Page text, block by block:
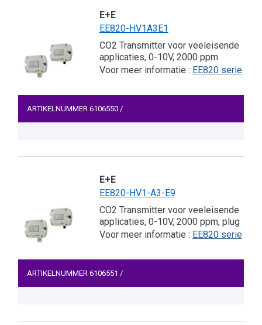
E+E
EE820-HV1A3E1
CO2 Transmitter voor veeleisende
applicaties, 0-10V, 2000 ppm
Voor meer informatie : EE820 serie
ARTIKELNUMMER 6106550 /
E+E
EE820-HV1-A3-E9
CO2 Transmitter voor veeleisende
applicaties, 0-10V, 2000 ppm, plug
Voor meer informatie : EE820 serie
ARTIKELNUMMER 6106551 /